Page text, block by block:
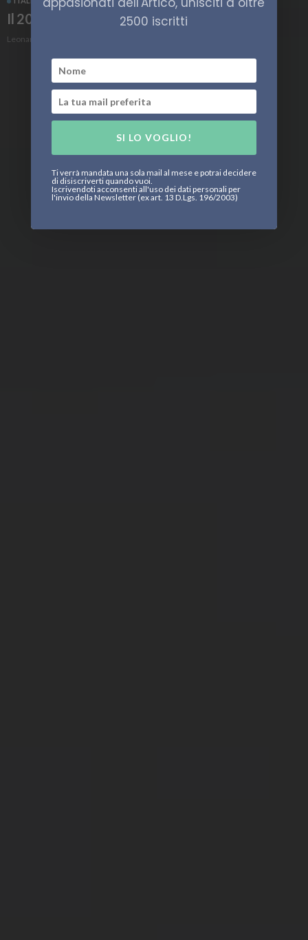
Il 2026 dell’Artico
Leonardo Parigi
2500 iscritti
SI LO VOGLIO!
Ti verrà mandata una sola mail al mese e potrai decidere
di disiscriverti quando vuoi.
Iscrivendoti acconsenti all'uso dei dati personali per
l'invio della Newsletter (ex art. 13 D.Lgs. 196/2003)